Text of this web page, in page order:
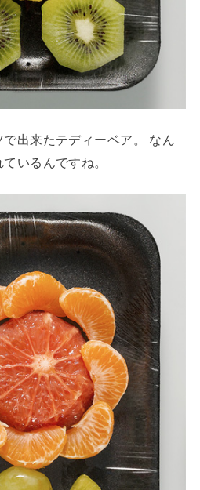
出来たテディーベア。 なん
いるんですね。